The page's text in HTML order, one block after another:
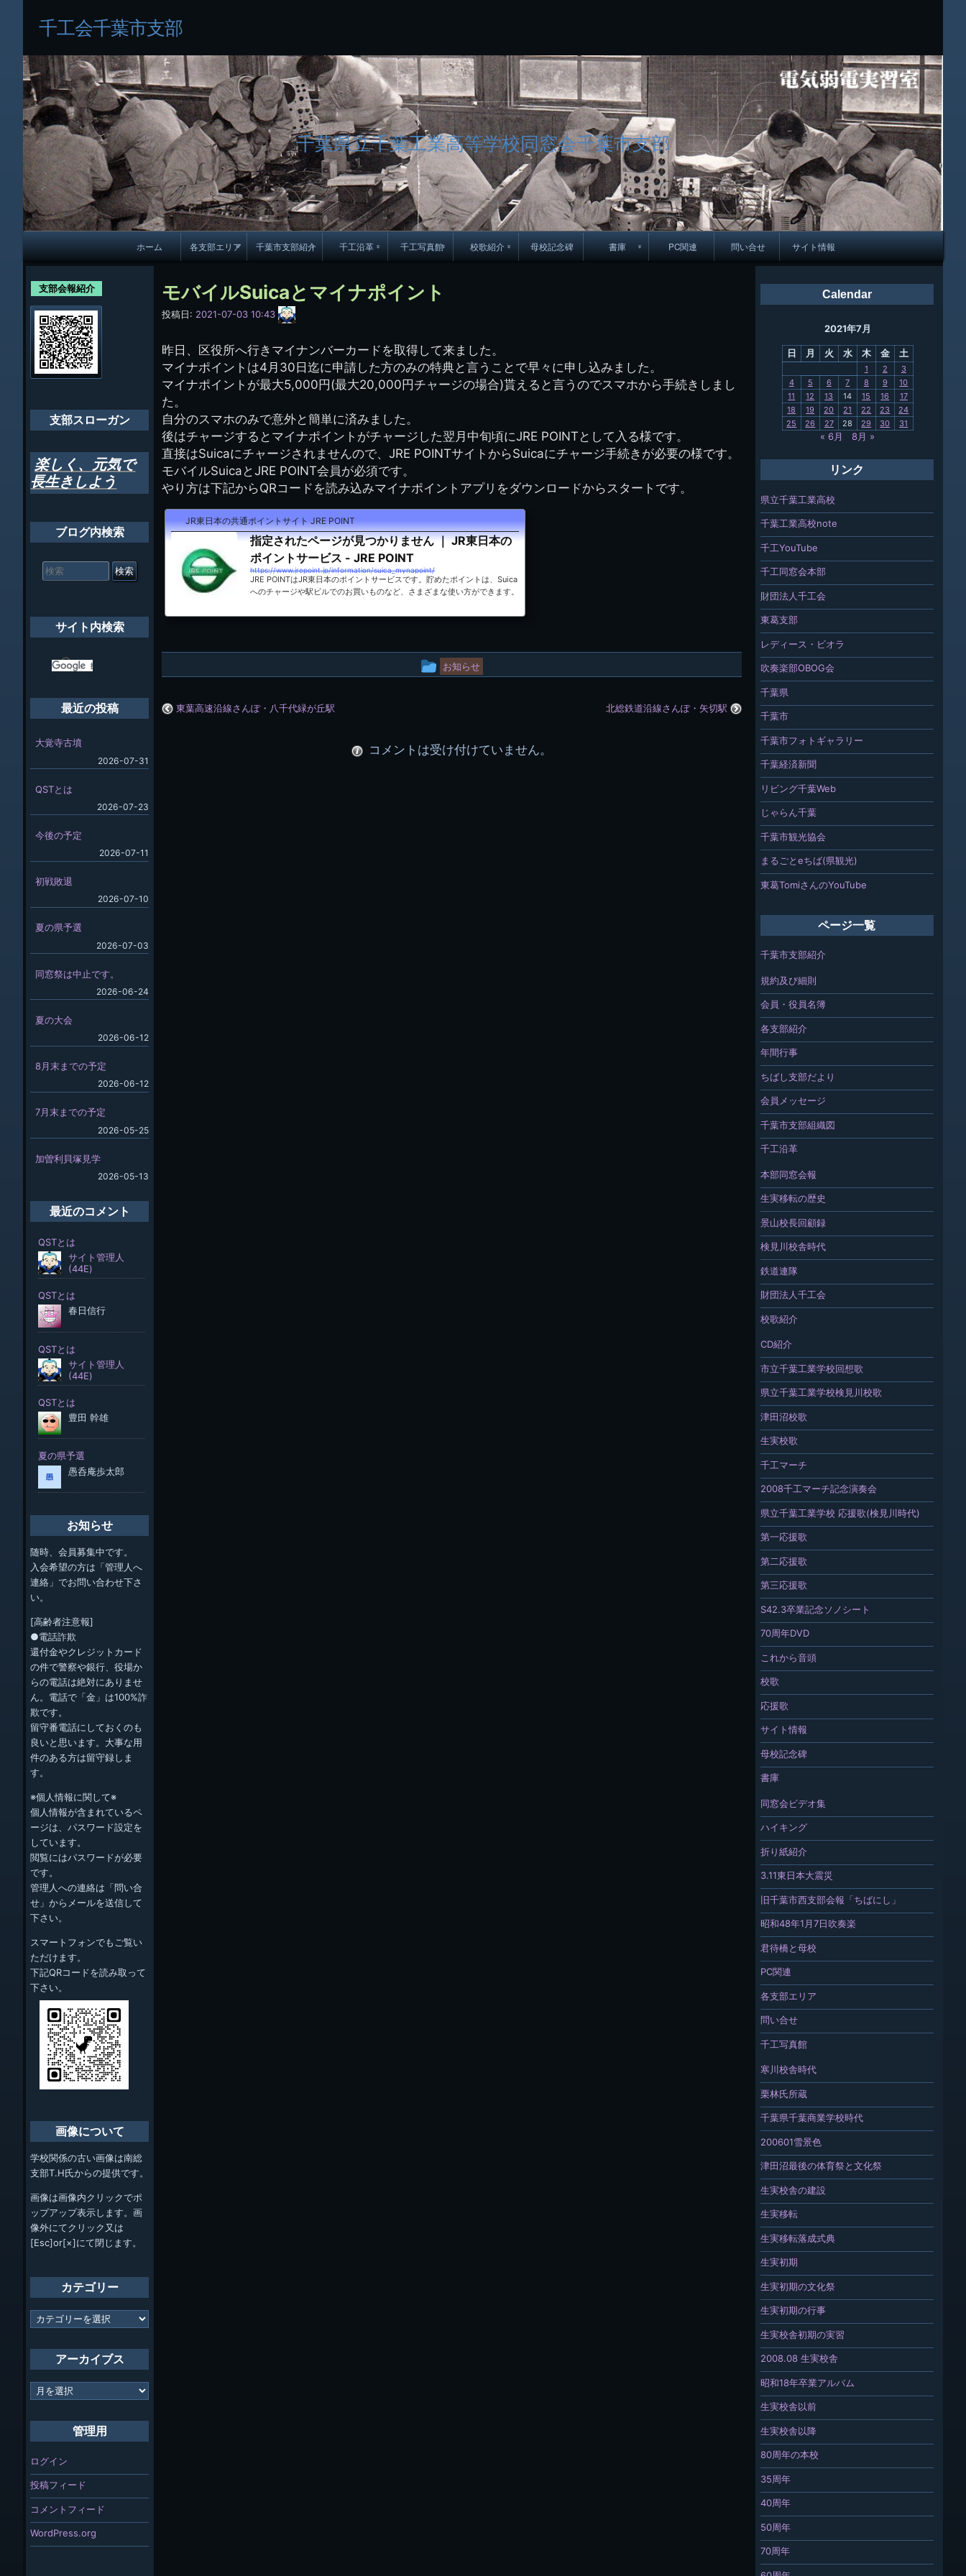
ツ
へ
ス
キ
ッ
プ
千工会千葉市支部
千葉県立千葉工業高等学校同窓会千葉市支部
メ
イ
ン
ナ
ビ
ゲ
ー
ョ
ン
ホーム 各支部エリア 千葉市支部紹介
会員・役員名簿
ちばし支部だより
年間行事
会員メッセージ
千工沿革
生実移転の歴史
検見川校舎時代
財団法人千工会
鉄道連隊
千工写真館
歴代校長
40周年
50周年
70周年
生実校舎以前 寒川校舎時代
千葉商業学校時代
バム
津田沼最後の体育祭
と文化祭
生実校舎以降 生実校舎の建設
生実移転落成式典
生実初期の文化祭
200601雪景色
2008.08 生実校舎
校歌紹介
見川校歌
第一応援歌
第三応援歌
2008千工マーチ記
母校記念碑 書庫
吹奏楽部関連
旧西支部会報「ちば
PC関連 問い合せ サイト情報
モバイルSuicaとマイナポイント
投稿日: 2021-07-03 10:43
サ
イ
管
理
人
(44E)
昨日、区役所へ行きマイナンバーカードを取得して来ました。
マイナポイントは4月30日迄に申請した方のみの特典と言うことで早々に申し込みました。
マイナポイントが最大5,000円(最大20,000円チャージの場合)貰えると言うのでスマホから手続きしまし
た。
自分のスマホのみで意外と簡単に済みました。
後はチャージするとマイナポイントがチャージした翌月中旬頃にJRE POINTとして入る様です。
直接はSuicaにチャージされませんので、JRE POINTサイトからSuicaにチャージ手続きが必要の様です。
モバイルSuicaとJRE POINT会員が必須です。
やり方は下記からQRコードを読み込みマイナポイントアプリをダウンロードからスタートです。
JR東日本の共通ポイントサイト JRE POINT
指定されたページが見つかりません ｜ JR東日本の
ポイントサービス - JRE POINT
https://www.jrepoint.jp/information/suica_mynapoint/
JRE POINTはJR東日本のポイントサービスです。貯めたポイントは、Suica
へのチャージや駅ビルでのお買いものなど、さまざまな使い方ができます。
投
ー
お知らせ
東葉高速沿線さんぽ・八千代緑が丘駅 北総鉄道沿線さんぽ・矢切駅
コメントは受け付けていません。
Calendar
2021年7月
日 月 火 水 木 金 土
1 2
3
4
5 6 7 8 9
10
11
12 13 14 15 16
17
18
19 20 21 22 23
24
25
26 27 28 29 30 31
« 6月 8月 »
リンク
県立千葉工業高校
千葉工業高校note
千工YouTube
千工同窓会本部
財団法人千工会
東葛支部
レディース・ビオラ
吹奏楽部OBOG会
千葉県
千葉市
千葉市フォトギャラリー
千葉経済新聞
リビング千葉Web
じゃらん千葉
千葉市観光協会
まるごとeちば(県観光)
東葛TomiさんのYouTube
ページ一覧
千葉市支部紹介
規約及び細則
会員・役員名簿
各支部紹介
年間行事
ちばし支部だより
会員メッセージ
千葉市支部組織図
千工沿革
本部同窓会報
生実移転の歴史
景山校長回顧録
検見川校舎時代
鉄道連隊
財団法人千工会
校歌紹介
CD紹介
市立千葉工業学校回想歌
県立千葉工業学校検見川校歌
津田沼校歌
生実校歌
千工マーチ
2008千工マーチ記念演奏会
県立千葉工業学校 応援歌(検見川時代)
第一応援歌
第二応援歌
第三応援歌
S42.3卒業記念ソノシート
70周年DVD
これから音頭
校歌
応援歌
サイト情報
母校記念碑
書庫
同窓会ビデオ集
ハイキング
折り紙紹介
3.11東日本大震災
旧千葉市西支部会報「ちばにし」
昭和48年1月7日吹奏楽
君待橋と母校
PC関連
各支部エリア
問い合せ
千工写真館
寒川校舎時代
栗林氏所蔵
千葉県千葉商業学校時代
200601雪景色
津田沼最後の体育祭と文化祭
生実校舎の建設
生実移転
生実移転落成式典
生実初期
生実初期の文化祭
生実初期の行事
生実校舎初期の実習
2008.08 生実校舎
昭和18年卒業アルバム
生実校舎以前
生実校舎以降
80周年の本校
35周年
40周年
50周年
70周年
支部会報紹介
支部スローガン
楽しく、元気で
長生きしよう
ブログ内検索
索
サイト内検索
最近の投稿
大覚寺古墳
2026-07-31
QSTとは
2026-07-23
今後の予定
2026-07-11
初戦敗退
2026-07-10
夏の県予選
2026-07-03
同窓祭は中止です。
2026-06-24
夏の大会
2026-06-12
8月末までの予定
2026-06-12
7月末までの予定
2026-05-25
加曽利貝塚見学
2026-05-13
最近のコメント
お知らせ
随時、会員募集中です。
入会希望の方は「管理人へ
連絡」でお問い合わせ下さ
い。
[高齢者注意報]
●電話詐欺
還付金やクレジットカード
の件で警察や銀行、役場か
らの電話は絶対にありませ
ん。電話で「金」は100%詐
欺です。
留守番電話にしておくのも
良いと思います。大事な用
件のある方は留守録しま
す。
※個人情報に関して※
個人情報が含まれているペ
ージは、パスワード設定を
しています。
閲覧にはパスワードが必要
です。
管理人への連絡は「問い合
せ」からメールを送信して
下さい。
スマートフォンでもご覧い
ただけます。
下記QRコードを読み取って
下さい。
画像について
学校関係の古い画像は南総
支部T.H氏からの提供です。
画像は画像内クリックでポ
ップアップ表示します。画
像外にてクリック又は
[Esc]or[×]にて閉じます。
カテゴリー
カ
テ
ー
アーカイブス
ア
ー
管理用
ログイン
投稿フィード
コメントフィード
WordPress.org